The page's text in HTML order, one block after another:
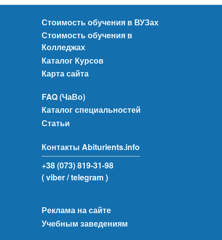
Стоимость обучения в ВУЗах
Стоимость обучения в
Колледжах
Каталог Курсов
Карта сайта
FAQ (ЧаВо)
Каталог специальностей
Статьи
Контакты Abiturients.info
+38 (073) 819-31-98
( viber/ telegram )
Реклама на сайте
Учебным заведениям